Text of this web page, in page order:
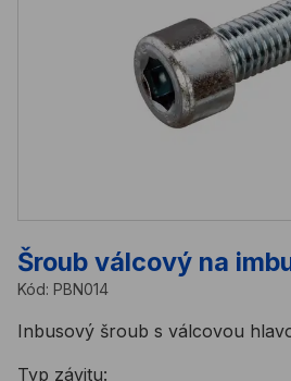
Šroub válcový na
Kód: PBN014
Inbusový šroub s válcovou
Typ závitu: